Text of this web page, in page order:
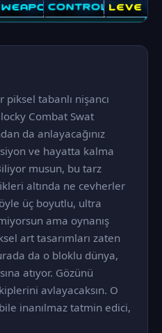
piksel tabanlı nişancı
Combat Swat
da anlayacağınız
ve hayatta kalma
musun, bu tarz
altında ne cevherler
üç boyutlu, ultra
ama oynanış
art tasarımları zaten
da o bloklu dünya,
atıyor. Gözünü
avlayacaksın. O
inanılmaz tatmin edici,